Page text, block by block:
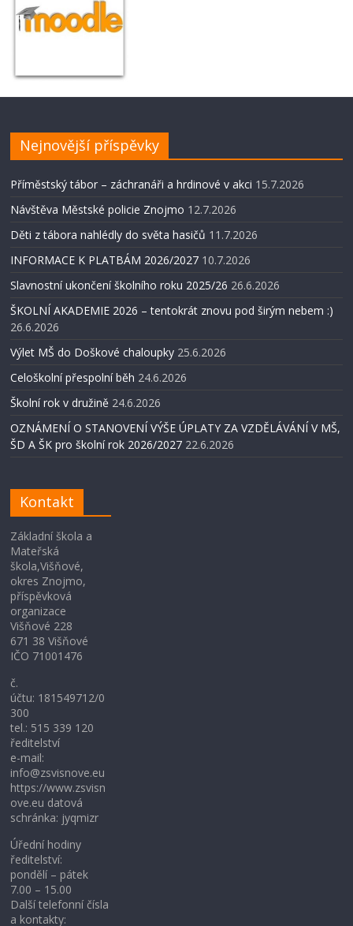
Nejnovější příspěvky
Příměstský tábor – záchranáři a hrdinové v akci 15.7.2026
Návštěva Městské policie Znojmo 12.7.2026
Děti z tábora nahlédly do světa hasičů 11.7.2026
INFORMACE K PLATBÁM 2026/2027 10.7.2026
Slavnostní ukončení školního roku 2025/26 26.6.2026
ŠKOLNÍ AKADEMIE 2026 – tentokrát znovu pod širým nebem :)
26.6.2026
Výlet MŠ do Doškové chaloupky 25.6.2026
Celoškolní přespolní běh 24.6.2026
Školní rok v družině 24.6.2026
OZNÁMENÍ O STANOVENÍ VÝŠE ÚPLATY ZA VZDĚLÁVÁNÍ V MŠ,
ŠD A ŠK pro školní rok 2026/2027 22.6.2026
Kontakt
Základní škola a
Mateřská
škola,Višňové,
okres Znojmo,
příspěvková
organizace
Višňové 228
671 38 Višňové
IČO 71001476
č.
účtu: 181549712/0
300
tel.: 515 339 120
ředitelství
e-mail:
info@zsvisnove.eu
https://www.zsvisn
ove.eu datová
schránka: jyqmizr
Úřední hodiny
ředitelství:
pondělí – pátek
7.00 – 15.00
Další telefonní čísla
a kontakty: